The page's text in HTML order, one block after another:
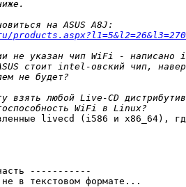
livecd (i586 и x86_64),
-----------
не в текстовом формате...